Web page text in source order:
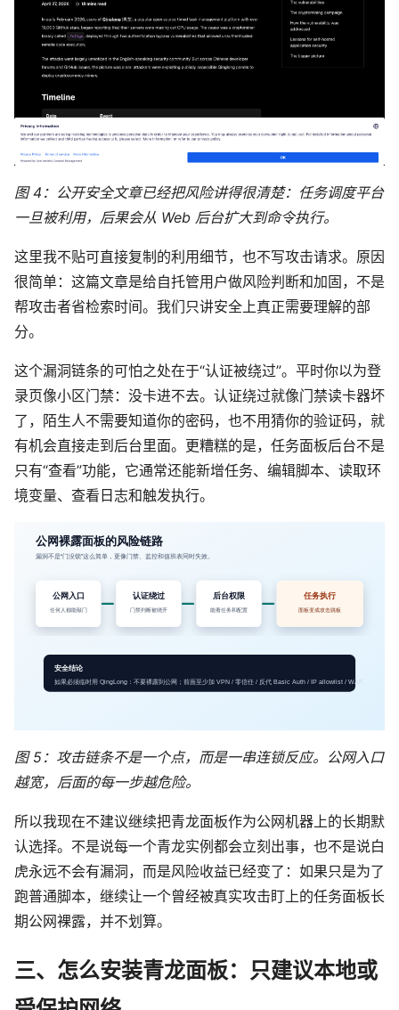
图 4：公开安全文章已经把风险讲得很清楚：任务调度平台
一旦被利用，后果会从 Web 后台扩大到命令执行。
这里我不贴可直接复制的利用细节，也不写攻击请求。原因
很简单：这篇文章是给自托管用户做风险判断和加固，不是
帮攻击者省检索时间。我们只讲安全上真正需要理解的部
分。
这个漏洞链条的可怕之处在于“认证被绕过”。平时你以为登
录页像小区门禁：没卡进不去。认证绕过就像门禁读卡器坏
了，陌生人不需要知道你的密码，也不用猜你的验证码，就
有机会直接走到后台里面。更糟糕的是，任务面板后台不是
只有“查看”功能，它通常还能新增任务、编辑脚本、读取环
境变量、查看日志和触发执行。
图 5：攻击链条不是一个点，而是一串连锁反应。公网入口
越宽，后面的每一步越危险。
所以我现在不建议继续把青龙面板作为公网机器上的长期默
认选择。不是说每一个青龙实例都会立刻出事，也不是说白
虎永远不会有漏洞，而是风险收益已经变了：如果只是为了
跑普通脚本，继续让一个曾经被真实攻击盯上的任务面板长
期公网裸露，并不划算。
三、怎么安装青龙面板：只建议本地或